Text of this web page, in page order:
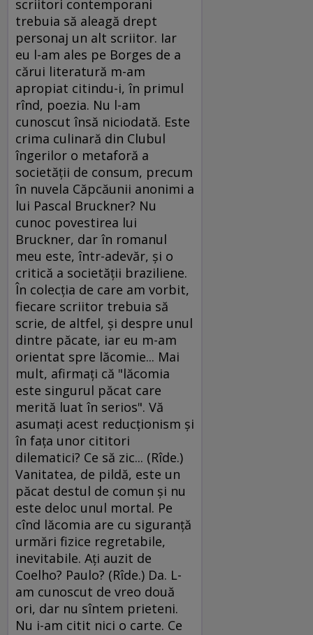
scriitori contemporani
trebuia să aleagă drept
personaj un alt scriitor. Iar
eu l-am ales pe Borges de a
cărui literatură m-am
apropiat citindu-i, în primul
rînd, poezia. Nu l-am
cunoscut însă niciodată. Este
crima culinară din Clubul
îngerilor o metaforă a
societăţii de consum, precum
în nuvela Căpcăunii anonimi a
lui Pascal Bruckner? Nu
cunoc povestirea lui
Bruckner, dar în romanul
meu este, într-adevăr, şi o
critică a societăţii braziliene.
În colecţia de care am vorbit,
fiecare scriitor trebuia să
scrie, de altfel, şi despre unul
dintre păcate, iar eu m-am
orientat spre lăcomie... Mai
mult, afirmaţi că "lăcomia
este singurul păcat care
merită luat în serios". Vă
asumaţi acest reducţionism şi
în faţa unor cititori
dilematici? Ce să zic... (Rîde.)
Vanitatea, de pildă, este un
păcat destul de comun şi nu
este deloc unul mortal. Pe
cînd lăcomia are cu siguranţă
urmări fizice regretabile,
inevitabile. Aţi auzit de
Coelho? Paulo? (Rîde.) Da. L-
am cunoscut de vreo două
ori, dar nu sîntem prieteni.
Nu i-am citit nici o carte. Ce